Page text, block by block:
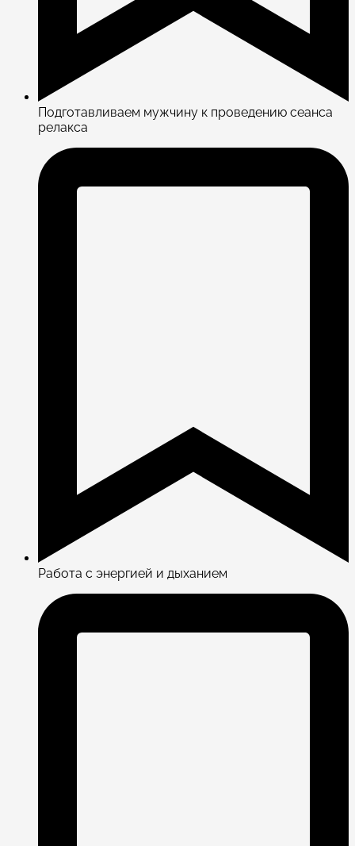
Подготавливаем мужчину к проведению сеанса
релакса
Работа с энергией и дыханием